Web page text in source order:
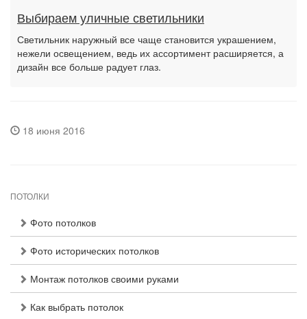
Выбираем уличные светильники
Светильник наружный все чаще становится украшением,
нежели освещением, ведь их ассортимент расширяется, а
дизайн все больше радует глаз.
18 июня 2016
ПОТОЛКИ
Фото потолков
Фото исторических потолков
Монтаж потолков своими руками
Как выбрать потолок